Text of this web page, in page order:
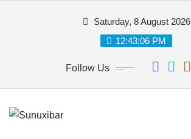
Saturday, 8 August 2026
12:43:06 PM
Follow Us